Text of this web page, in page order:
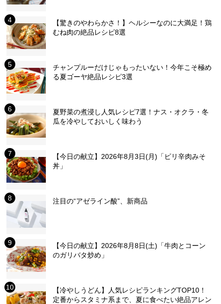
【驚きのやわらかさ！】ヘルシーなのに大満足！鶏
むね肉の絶品レシピ8選
チャンプルーだけじゃもったいない！今年こそ極め
る夏ゴーヤ絶品レシピ3選
夏野菜の煮浸し人気レシピ7選！ナス・オクラ・冬
瓜を冷やしておいしく味わう
【今日の献立】2026年8月3日(月)「ピリ辛肉みそ
丼」
注目の“アゼライン酸”、新商品
【今日の献立】2026年8月8日(土)「牛肉とコーン
のガリバタ炒め」
【冷やしうどん】人気レシピランキングTOP10！
定番からスタミナ系まで、夏に食べたい絶品アレン